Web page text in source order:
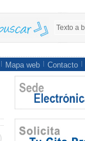
Mapa web Contacto